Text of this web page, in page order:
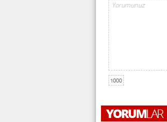
1000